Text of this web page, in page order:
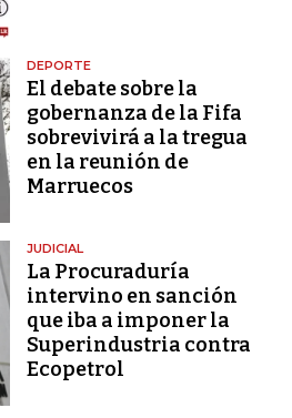
DEPORTE
El debate sobre la
gobernanza de la Fifa
sobrevivirá a la tregua
en la reunión de
Marruecos
JUDICIAL
La Procuraduría
intervino en sanción
que iba a imponer la
Superindustria contra
Ecopetrol